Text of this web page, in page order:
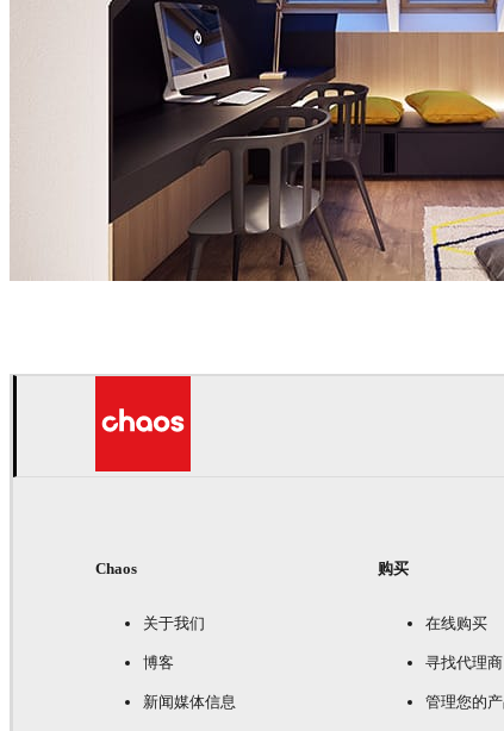
Chaos
关于我们
博客
新闻媒体信息
购买
在线购买
寻找代理商
管理您的